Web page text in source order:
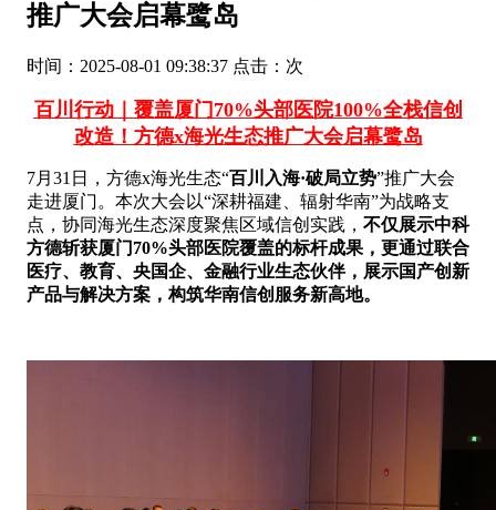
推广大会启幕鹭岛
时间：2025-08-01 09:38:37 点击： 次
百川行动｜覆盖厦门 70%头部医院100%全栈信创
改造！方德x海光生态推广大会启幕鹭岛
7月31日，方德x海光生态“百川入海·破局立势”推广大会
走进厦门。本次大会 以“深耕福建、辐射华南”为战略支
点，协同海光生态深度聚焦区域信创实践， 不仅展示中科
方德斩获厦门 70%头部医院覆盖的标杆成果 ，更通过联合
医疗、 教育、央国企、 金融行业生态伙伴， 展示国产创新
产品与解决方案，构筑华南信创服务新高地。